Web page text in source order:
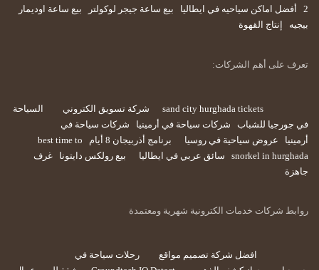
2
أفضل اماكن سياحيه في ايطاليا بيع ساعة جيجر لوكولتر
بيع ساعة اوديمار
بيجيه
إنتاج القهوة
تعرف على أهم الشركات:
sand city hurghada tickets شركة تسويق الكتروني
السياحة
في جورجيا للشباب
شركات سياحة في أرمينيا
شركات سياحة في
أرمينيا
عروض سياحية في روسيا برنامج أذربيجان 8 أيام
best time to
snorkel in hurghada
سائق عربي في ايطاليا بيع رولكس دايتونا
غرف
جاهزة
روابط شركات خدمات الكترونية شهرية ومعتمدة
افضل شركة تصميم مواقع
رحلات سياحة في